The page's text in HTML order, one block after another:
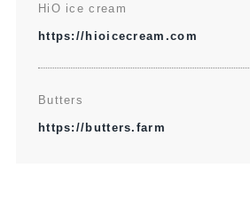
HiO ice cream​
https://hioicecream.com​
Butters
https://butters.farm​